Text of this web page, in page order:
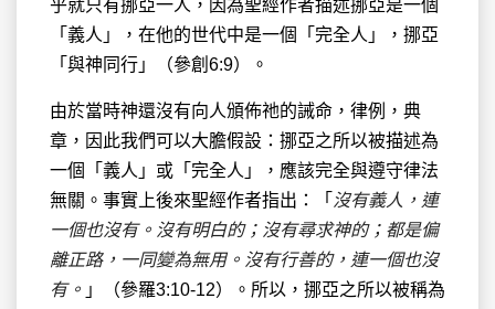
乎就只有挪亞一人，因為聖經作者描述挪亞是一個
「義人」，在他的世代中是一個「完全人」，挪亞
「與神同行」（參創6:9）。
由於當時神還沒有向人頒佈祂的誡命，律例，典
章，因此我們可以大膽假設：挪亞之所以被描述為
一個「義人」或「完全人」，應該完全與遵守律法
無關。事實上後來聖經作者指出：「 沒有義人，連
一個也沒有。沒有明白的；沒有尋求神的；都是偏
離正路，一同變為無用。沒有行善的，連一個也沒
有。 」（參羅3:10-12）。所以，挪亞之所以被稱為